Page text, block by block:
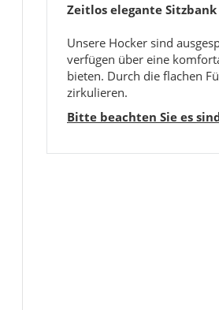
Zeitlos elegante Sitzbank
Unsere Hocker sind
verfügen über eine
bieten. Durch die flachen
zirkulieren.
Bitte beachten Sie es